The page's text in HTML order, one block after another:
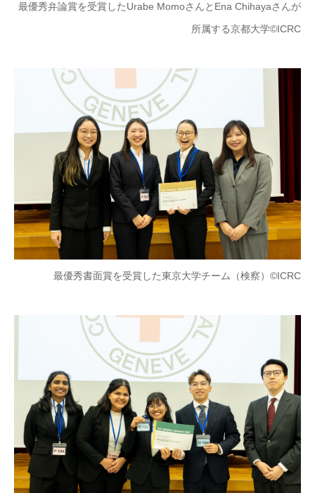
最優秀弁論賞を受賞したUrabe MomoさんとEna Chihayaさんが
所属する京都大学©ICRC
最優秀書面賞を受賞した東京大学チーム（検察）©ICRC